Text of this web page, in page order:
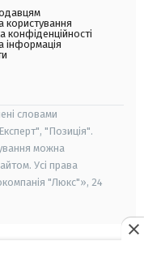
користування
конфіденційності
інформація
словами
"Позиція".
можна
Усі права
"Люкс"», 24